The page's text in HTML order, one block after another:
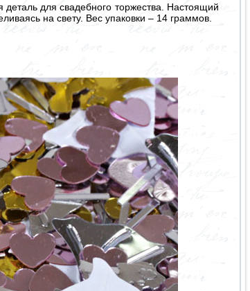
для свадебного торжества. Настоящий
на свету. Вес упаковки – 14 граммов.